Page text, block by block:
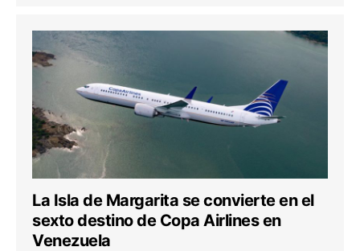
La Isla de Margarita se convierte en el
sexto destino de Copa Airlines en
Venezuela